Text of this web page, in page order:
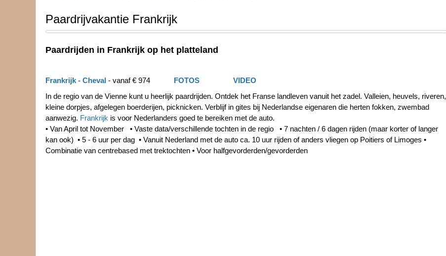
Paardrijvakantie Frankrijk
Paardrijden in Frankrijk op het platteland
Frankrijk - Cheval - vanaf € 974 FOTOS
VIDEO
In de regio van de Vienne kunt u heerlijk paardrijden. Ontdek het Franse landleven vanuit het zadel. Valleien, heuvels, riveren,
kleine dorpjes, afgelegen boerderijen, picknicken. Verblijf in gites bij Nederlandse eigenaren die herten fokken, zwembad
aanwezig. Frankrijk is voor Nederlanders goed te bereiken met de auto.
• Van April tot November • Vaste data/verschillende tochten in de regio • 7 nachten / 6 dagen rijden (maar korter of langer
kan ook) • 5 - 6 uur per dag • Vanuit Nederland met de auto ca. 10 uur rijden of anders vliegen op Poitiers of Limoges •
Combinatie van centrebased met trektochten • Voor halfgevorderden/gevorderden